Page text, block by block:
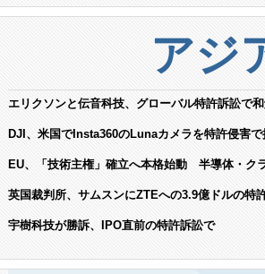
アジ
エリクソンと伝音科技、グローバル特許訴訟で
DJI、米国でInsta360のLunaカメラを特許侵害
EU、「技術主権」確立へ本格始動 半導体・ク
英国裁判所、サムスンにZTEへの3.9億ドルの特
宇樹科技が勝訴、IPO直前の特許訴訟で